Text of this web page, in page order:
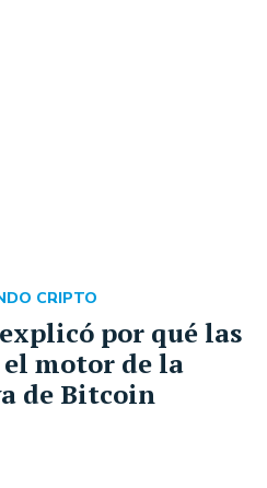
por qué las
el motor de la
de Bitcoin
CRIPTO